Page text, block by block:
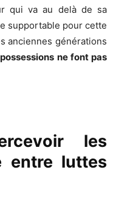
qui va au delà de sa
supportable pour cette
anciennes générations
ne font pas
les
entre luttes